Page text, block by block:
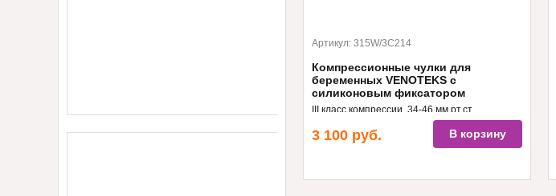
Артикул: 315W/3C214
Компрессионные чулки для
беременных VENOTEKS с
силиконовым фиксатором
III класс компрессии, 34-46 мм.рт.ст.,
привлекательный внешний вид,
гипоаллергенные материалы
3 100 руб. В корзину